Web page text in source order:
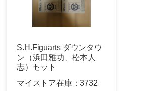
S.H.Figuarts ダウンタウ
ン（浜田雅功、松本人
志）セット
マイストア在庫： 3732